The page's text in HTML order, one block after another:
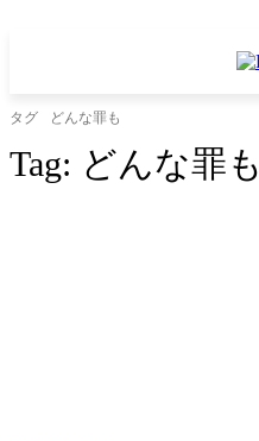
タグ どんな罪も
Tag: どんな罪も